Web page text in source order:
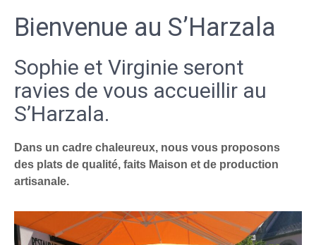
Bienvenue au S’Harzala
Sophie et Virginie seront
ravies de vous accueillir au
S’Harzala.
Dans un cadre chaleureux, nous vous proposons
des plats de qualité, faits Maison et de production
artisanale.